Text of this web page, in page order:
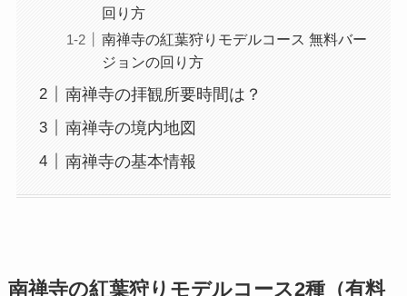
回り方
南禅寺の紅葉狩りモデルコース 無料バー
ジョンの回り方
南禅寺の拝観所要時間は？
南禅寺の境内地図
南禅寺の基本情報
南禅寺の紅葉狩りモデルコース2種（有料